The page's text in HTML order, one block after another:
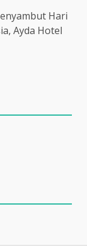
Hari
Ayda Hotel